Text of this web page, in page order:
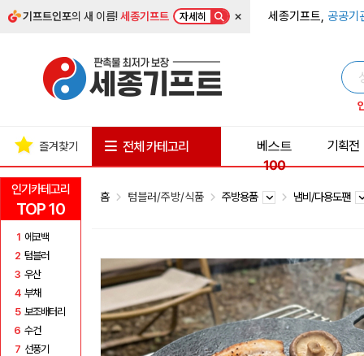
기프트인포의 새 이름!세종기프트 자세히 × 세종기프트, 공공기
인기카테고리
TOP 10
1 에코백
2 텀블러
3 우산
4 부채
5 보조배터리
6 수건
7 선풍기
즐겨찾기 전체 카테고리
베스트
100
기획전
홈 텀블러/주방/식품 주방용품 냄비/다용도팬